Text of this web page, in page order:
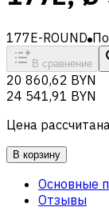
177E-ROUND
В сравнение
20 860,62 BYN
24 541,91 BYN
Цена
В корзину
Основные
Отзывы